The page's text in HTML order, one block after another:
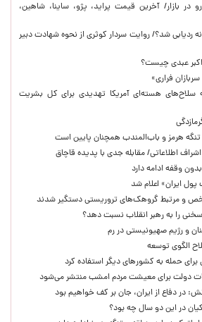
بازار/ آخرین قیمت پراید، پژو، ساینا، شاهین،
ردیابی شد؟/ روایت سردار کوثری از نحوه شهادت دبیر
عبدی چیست؟
فراری»
سلاح‌های هسته‌ای آمریکا تهدیدی برای کل بشریت
تنگه هرمز و باب‌المندب همچنان پایین است
اشراف اطلاعاتی/ مقابله جدی با پدیده قاچاق
وقفه ادامه دارد
ایران» اعلام شد
را به رهبر انقلاب نسبت دهد؟
و رژیم صهیونیستی در رم
الگوی توسعه
برای حمله به کشورهای دیگر استفاده کرد
دولت برای معیشت مردم امشب منتشر می‌شود
در دفاع از ایران، جان بر کف خواهیم بود
در این دو سال چه بود؟